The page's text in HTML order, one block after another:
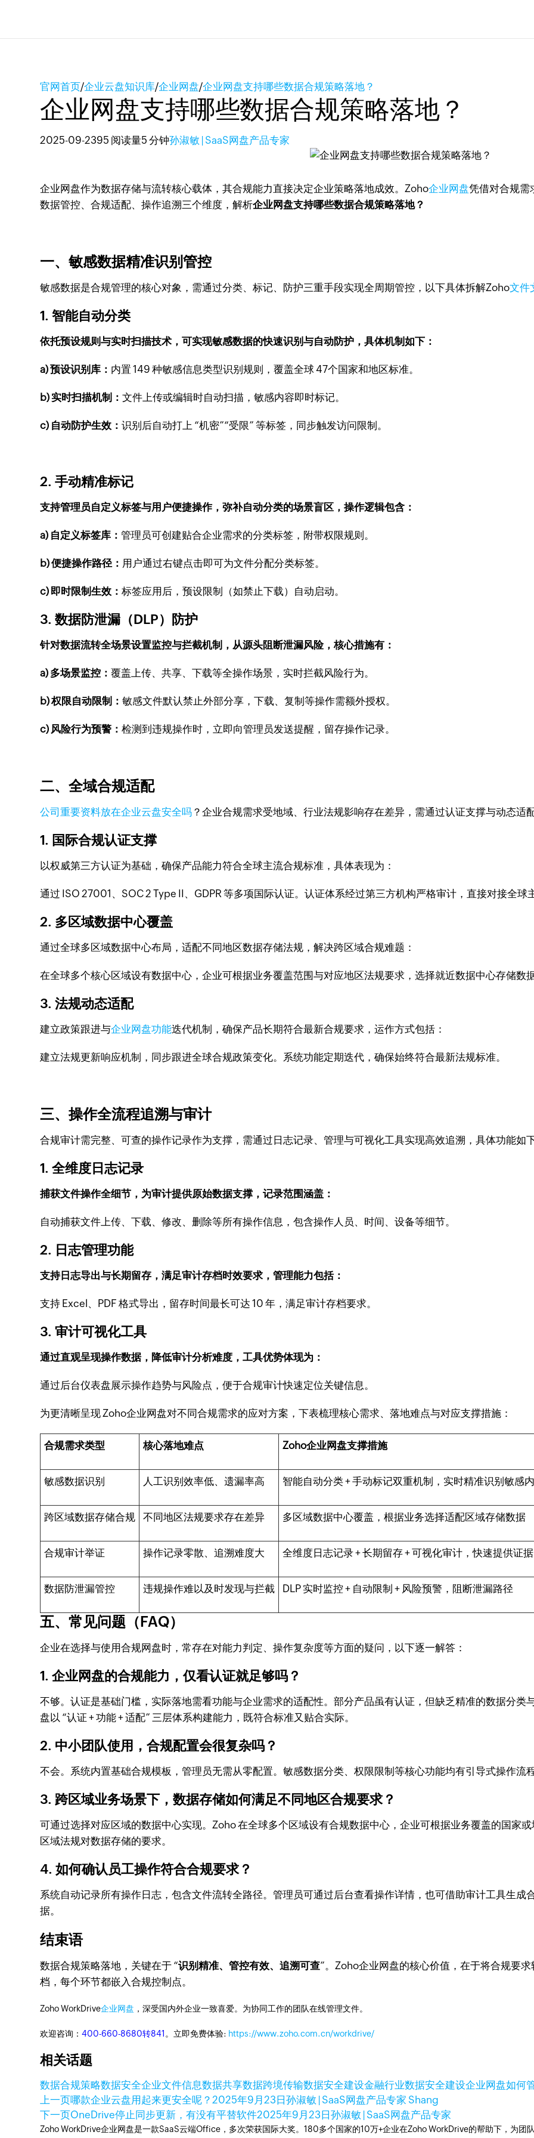
官网首页/企业云盘知识库/企业网盘/企业网盘支持哪些数据合规策略落地？
企业网盘支持哪些数据合规策略落地？
2025-09-2395 阅读量5 分钟孙淑敏 | SaaS网盘产品专家
企业网盘作为数据存储与流转核心载体，其合规能力直接决定企业策略落地成效。Zoho企业网盘凭借对合规需
数据管控、合规适配、操作追溯三个维度，解析企业网盘支持哪些数据合规策略落地？
一、敏感数据精准识别管控
敏感数据是合规管理的核心对象，需通过分类、标记、防护三重手段实现全周期管控，以下具体拆解Zoho文件
1. 智能自动分类
依托预设规则与实时扫描技术，可实现敏感数据的快速识别与自动防护，具体机制如下：
a) 预设识别库： 内置 149 种敏感信息类型识别规则，覆盖全球 47个国家和地区标准。
b) 实时扫描机制：文件上传或编辑时自动扫描，敏感内容即时标记。
c) 自动防护生效：识别后自动打上 “机密”“受限” 等标签，同步触发访问限制。
2. 手动精准标记
支持管理员自定义标签与用户便捷操作，弥补自动分类的场景盲区，操作逻辑包含：
a) 自定义标签库：管理员可创建贴合企业需求的分类标签，附带权限规则。
b) 便捷操作路径： 用户通过右键点击即可为文件分配分类标签。
c) 即时限制生效：标签应用后，预设限制（如禁止下载）自动启动。
3. 数据防泄漏（DLP）防护
针对数据流转全场景设置监控与拦截机制，从源头阻断泄漏风险，核心措施有：
a) 多场景监控：覆盖上传、共享、下载等全操作场景，实时拦截风险行为。
b) 权限自动限制：敏感文件默认禁止外部分享，下载、复制等操作需额外授权。
c) 风险行为预警：检测到违规操作时，立即向管理员发送提醒，留存操作记录。
二、全域合规适配
公司重要资料放在企业云盘安全吗 ？企业合规需求受地域、行业法规影响存在差异，需通过认证支撑与动态适
1. 国际合规认证支撑
以权威第三方认证为基础，确保产品能力符合全球主流合规标准，具体表现为：
通过 ISO 27001、SOC 2 Type II、GDPR 等多项国际认证。认证体系经过第三方机构严格审计，直接对接全球
2. 多区域数据中心覆盖
通过全球多区域数据中心布局，适配不同地区数据存储法规，解决跨区域合规难题：
在全球多个核心区域设有数据中心，企业可根据业务覆盖范围与对应地区法规要求，选择就近数据中心存储数
3. 法规动态适配
建立政策跟进与企业网盘功能迭代机制，确保产品长期符合最新合规要求，运作方式包括：
建立法规更新响应机制，同步跟进全球合规政策变化。系统功能定期迭代，确保始终符合最新法规标准。
三、操作全流程追溯与审计
合规审计需完整、可查的操作记录作为支撑，需通过日志记录、管理与可视化工具实现高效追溯，具体功能如
1. 全维度日志记录
捕获文件操作全细节，为审计提供原始数据支撑，记录范围涵盖：
自动捕获文件上传、下载、修改、删除等所有操作信息，包含操作人员、时间、设备等细节。
2. 日志管理功能
支持日志导出与长期留存，满足审计存档时效要求，管理能力包括：
支持 Excel、PDF 格式导出，留存时间最长可达 10 年，满足审计存档要求。
3. 审计可视化工具
通过直观呈现操作数据，降低审计分析难度，工具优势体现为：
通过后台仪表盘展示操作趋势与风险点，便于合规审计快速定位关键信息。
为更清晰呈现 Zoho企业网盘对不同合规需求的应对方案，下表梳理核心需求、落地难点与对应支撑措施：
合规需求类型 核心落地难点 Zoho企业网盘支撑措施
敏感数据识别 人工识别效率低、遗漏率高 智能自动分类 + 手动标记双重机制，实时精准识别敏感
跨区域数据存储合规 不同地区法规要求存在差异 多区域数据中心覆盖，根据业务选择适配区域存储数据
合规审计举证 操作记录零散、追溯难度大 全维度日志记录 + 长期留存 + 可视化审计，快速提供证据
数据防泄漏管控 违规操作难以及时发现与拦截 DLP 实时监控 + 自动限制 + 风险预警，阻断泄漏路径
五、常见问题（FAQ）
企业在选择与使用合规网盘时，常存在对能力判定、操作复杂度等方面的疑问，以下逐一解答：
1. 企业网盘的合规能力，仅看认证就足够吗？
不够。认证是基础门槛，实际落地需看功能与企业需求的适配性。部分产品虽有认证，但缺乏精准的数据分
盘以 “认证 + 功能 + 适配” 三层体系构建能力，既符合标准又贴合实际。
2. 中小团队使用，合规配置会很复杂吗？
不会。系统内置基础合规模板，管理员无需从零配置。敏感数据分类、权限限制等核心功能均有引导式操作流
3. 跨区域业务场景下，数据存储如何满足不同地区合规要求？
可通过选择对应区域的数据中心实现。Zoho 在全球多个区域设有合规数据中心，企业可根据业务覆盖的国家
区域法规对数据存储的要求。
4. 如何确认员工操作符合合规要求？
系统自动记录所有操作日志，包含文件流转全路径。管理员可通过后台查看操作详情，也可借助审计工具生成
据。
结束语
数据合规策略落地，关键在于 “识别精准、管控有效、追溯可查”。Zoho企业网盘的核心价值，在于将合规要
档，每个环节都嵌入合规控制点。
Zoho WorkDrive企业网盘 ，深受国内外企业一致喜爱。为协同工作的团队在线管理文件。
欢迎咨询：400-660-8680转841 。立即免费体验: https://www.zoho.com.cn/workdrive/
相关话题
数据合规策略数据安全企业文件信息数据共享数据跨境传输数据安全建设金融行业数据安全建设企业网盘如何
上一页哪款企业云盘用起来更安全呢？2025年9月23日孙淑敏 | SaaS网盘产品专家 Shang
下一页OneDrive停止同步更新，有没有平替软件2025年9月23日孙淑敏 | SaaS网盘产品专家
Zoho WorkDrive企业网盘是一款SaaS云端Office，多次荣获国际大奖。180多个国家的10万+企业在Zoho WorkDrive的帮助下，为团